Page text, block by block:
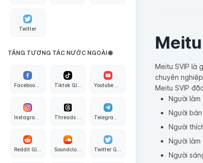
Twitter
TĂNG TƯƠNG TÁC NƯỚC NGOÀI 🌐
Soundcloud Global
Meitu SVIP là
chuyên
Meitu SVIP
Người làm
Người
Người
Người làm
Người